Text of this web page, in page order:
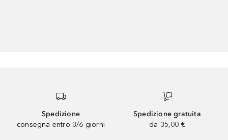
Spedizione
consegna entro 3/6 giorni
Spedizione gratuita
da 35,00 €